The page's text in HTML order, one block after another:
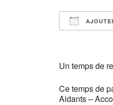
Un temps de
Ce temps de
Aidants –